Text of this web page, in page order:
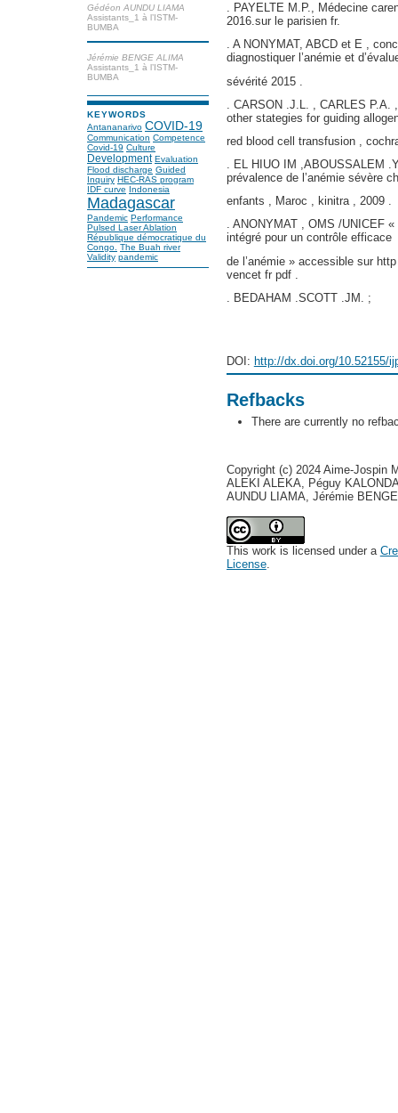
Gédéon AUNDU LIAMA
Assistants_1 à l’ISTM-
BUMBA
Jérémie BENGE ALIMA
Assistants_1 à l’ISTM-
BUMBA
KEYWORDS
Antananarivo COVID-19
Communication Competence
Covid-19 Culture
Development Evaluation
Flood discharge Guided
Inquiry HEC-RAS program
IDF curve
Indonesia
Madagascar
Pandemic Performance
Pulsed Laser Ablation
République démocratique du
Congo. The Buah river
Validity pandemic
. PAYELTE M.P., Médecine
2016.sur le parisien fr.
. A NONYMAT, ABCD et E ,
diagnostiquer l’anémie et
sévérité 2015 .
. CARSON .J.L. , CARLES
other stategies for guiding
red blood cell transfusion ,
. EL HIUO IM ,ABOUSSALEM
prévalence de l’anémie sévère
enfants , Maroc , kinitra , 2009 .
. ANONYMAT , OMS /UNICEF
intégré pour un contrôle efficace
de l’anémie » accessible sur
vencet fr pdf .
. BEDAHAM .SCOTT .JM. ;
DOI: http://dx.doi.org/10.52155/
Refbacks
There are currently no
Copyright (c) 2024 Aime-Jospin
ALEKI ALEKA, Péguy
AUNDU LIAMA, Jérémie
This work is licensed under a
License.